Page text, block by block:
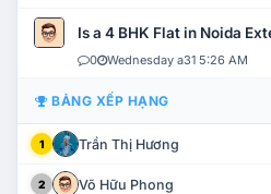
Is a 4 BHK Flat in Noida
0 Wednesday a31 5:26 AM
BẢNG XẾP HẠNG
1 Trần Thị Hương
2 Võ Hữu Phong